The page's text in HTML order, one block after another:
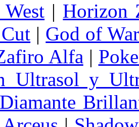
| Horizon
| God of
Alfa |
Ultrasol y